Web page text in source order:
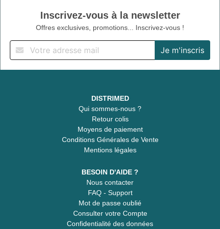
Inscrivez-vous à la newsletter
Offres exclusives, promotions... Inscrivez-vous !
DISTRIMED
Qui sommes-nous ?
Retour colis
Moyens de paiement
Conditions Générales de Vente
Mentions légales
BESOIN D'AIDE ?
Nous contacter
FAQ - Support
Mot de passe oublié
Consulter votre Compte
Confidentialité des données